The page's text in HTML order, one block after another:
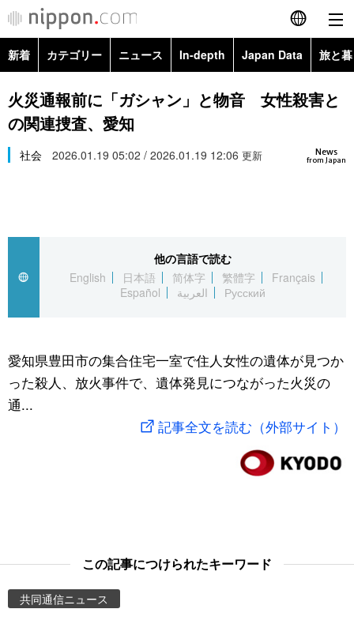
English
简体字
Русский
カテゴリー
経済・ビジネス
国際
文化
トップ
アーカイブ
In-depth
Japan Data
動画/Live
People
新着 カテゴリー ニュース In-depth Japan Data 旅と
政治・外交
経済・ビジネス
スポーツ・東京2020
Topics
火災通報前に「ガシャン」と物音 女性殺害と
の関連捜査、愛知
News
from Japan
社会 2026.01.19 05:02 / 2026.01.19 12:06 更新
他の言語で読む
English
日本語 简体字 繁體字
Français
Español
العربية Русский
愛知県豊田市の集合住宅一室で住人女性の遺体が見つか
った殺人、放火事件で、遺体発見につながった火災の
通...
記事全文を読む（外部サイト）
この記事につけられたキーワード
共同通信ニュース